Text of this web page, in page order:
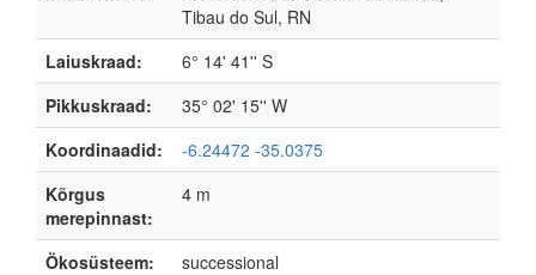
Tibau do Sul, RN
Laiuskraad:
6° 14' 41'' S
Pikkuskraad:
35° 02' 15'' W
Koordinaadid:
-6.24472 -35.0375
Kõrgus
merepinnast:
4 m
Ökosüsteem:
successional